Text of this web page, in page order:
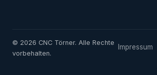
© 2026 CNC Törner. Alle Rechte
vorbehalten.
Impressum